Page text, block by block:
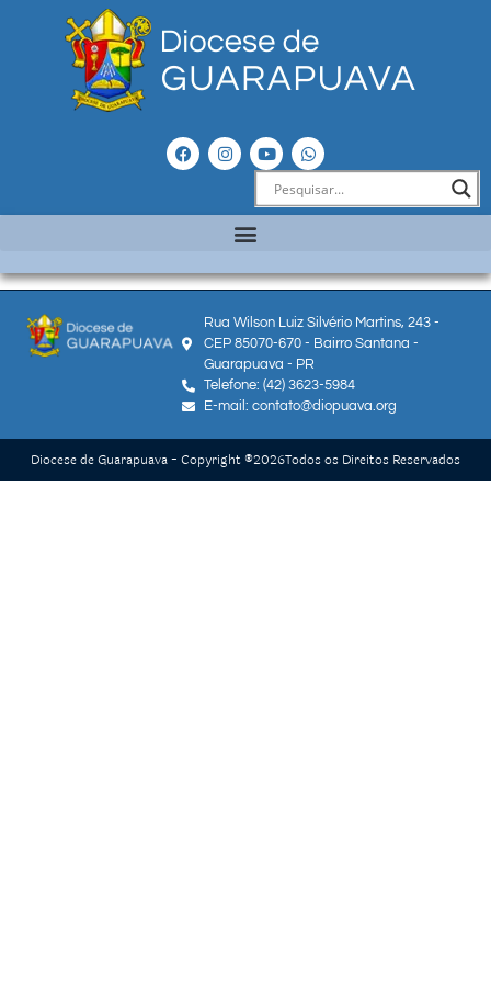
Rua Wilson Luiz Silvério Martins, 243 -
CEP 85070-670 - Bairro Santana -
Guarapuava - PR
Telefone: (42) 3623-5984
E-mail: contato@diopuava.org
Diocese de Guarapuava - Copyright ®2026Todos os Direitos Reservados